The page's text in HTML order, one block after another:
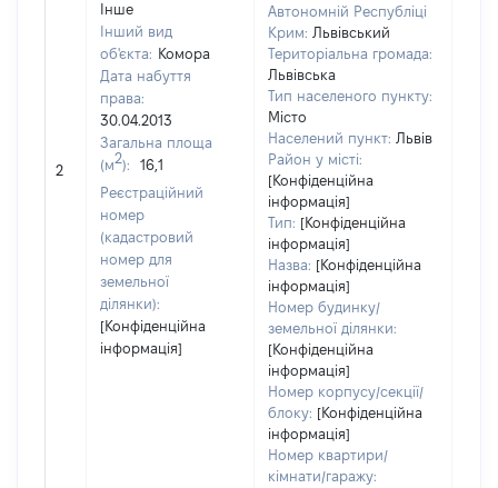
2
Інше
Інший вид
об'єкта: Комора
Дата набуття
права:
30.04.2013
Загальна площа
(м2):
16,1
Реєстраційний
номер
(кадастровий
номер для
земельної
ділянки):
[Конфіденційна
інформація]
Автономній Республіці
Крим: Львівський
Територіальна громада:
Львівська
Тип населеного пункту:
Місто
Населений пункт: Львів
Район у місті:
[Конфіденційна
інформація]
Тип: [Конфіденційна
інформація]
Назва: [Конфіденційна
інформація]
Номер будинку/
земельної ділянки:
[Конфіденційна
інформація]
Номер корпусу/секції/
блоку: [Конфіденційна
інформація]
Номер квартири/
кімнати/гаражу: